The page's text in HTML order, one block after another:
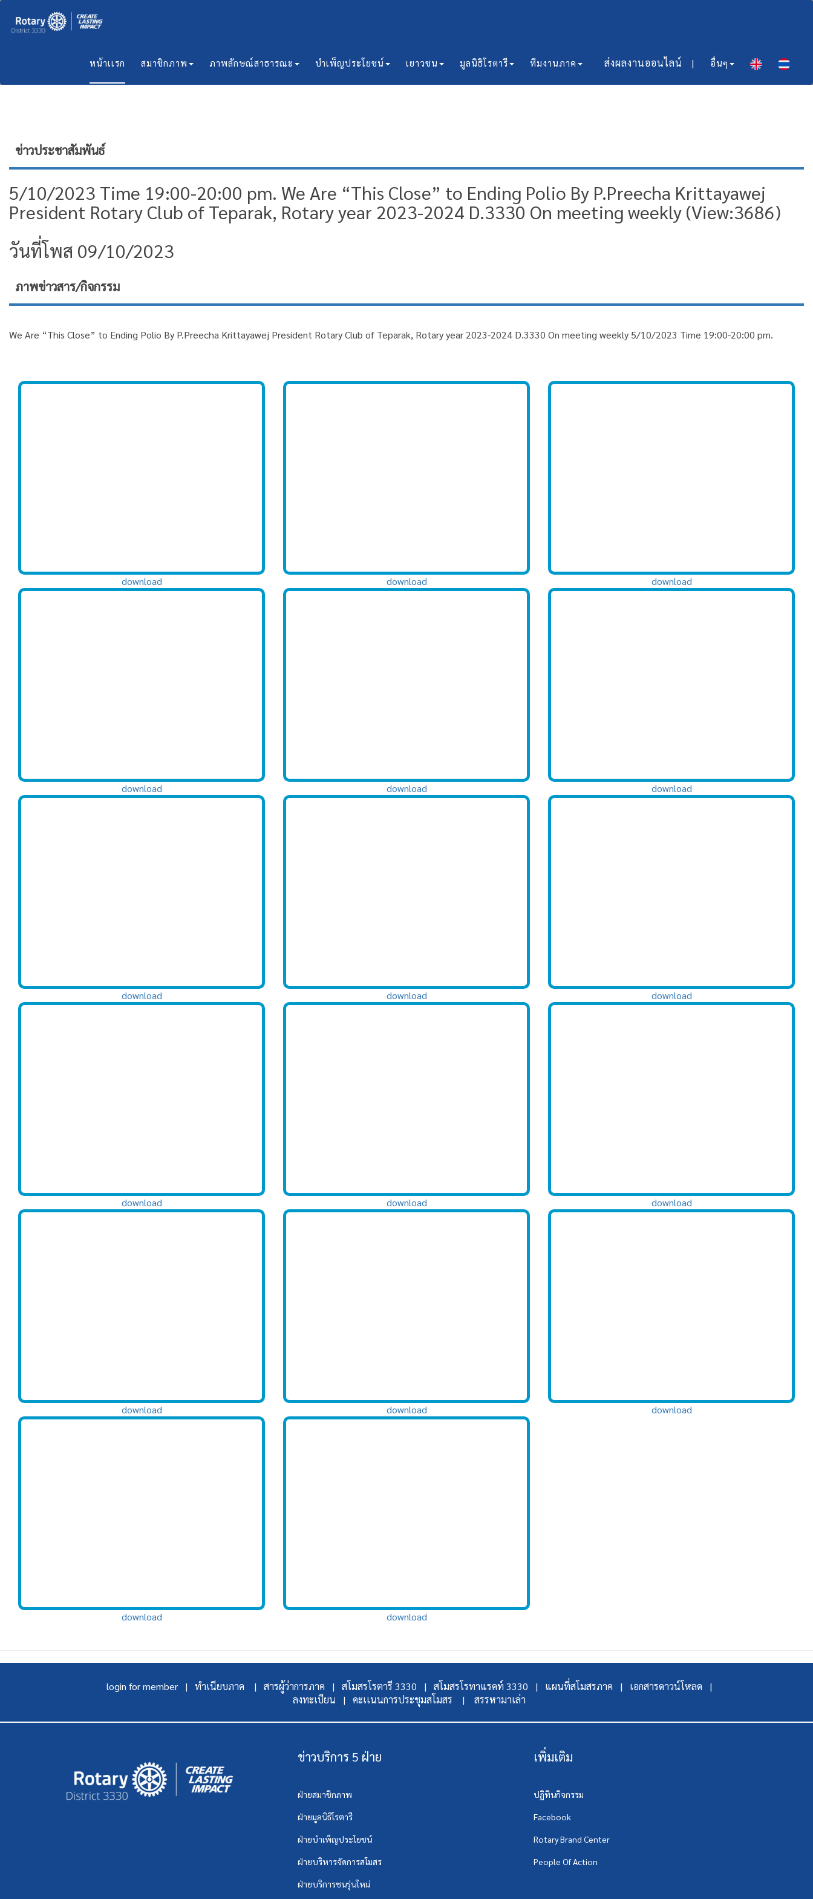
หน้าเเรก สมาชิกภาพ ภาพลักษณ์สาธารณะ บำเพ็ญประโยชน์ เยาวชน มูลนิธิโรตารี ทีมงานภาค ส่งผลงานออนไลน์​ | อื่นๆ
ข่าวประชาสัมพันธ์
5/10/2023 Time 19:00-20:00 pm. We Are “This Close” to Ending Polio By P.Preecha Krittayawej
President Rotary Club of Teparak, Rotary year 2023-2024 D.3330 On meeting weekly (View:3686)
วันที่โพส 09/10/2023
ภาพข่าวสาร/กิจกรรม
We Are “This Close” to Ending Polio By P.Preecha Krittayawej President Rotary Club of Teparak, Rotary year 2023-2024 D.3330 On meeting weekly 5/10/2023 Time 19:00-20:00 pm.
download download download
download download download
download download download
download download download
download download download
download download
login for member | ทำเนียบภาค | สารผู้ว่าการภาค | สโมสรโรตารี 3330 | สโมสรโรทาแรคท์ 3330 | แผนที่สโมสรภาค |
เอกสารดาวน์โหลด |
ลงทะเบียน |
คะเเนนการประชุมสโมสร | สรรหามาเล่า
ข่าวบริการ 5 ฝ่าย
ฝ่ายสมาชิกภาพ
ฝ่ายมูลนิธิโรตารี
ฝ่ายบำเพ็ญประโยชน์
ฝ่ายบริหารจัดการสโมสร
ฝ่ายบริการชนรุ่นใหม่
เพิ่มเติม
ปฏิทินกิจกรรม
Facebook
Rotary Brand Center
People Of Action